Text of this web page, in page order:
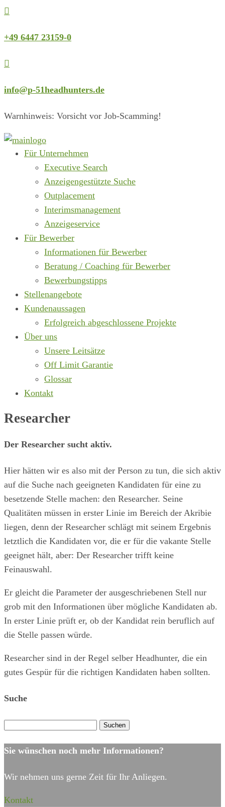

+49 6447 23159-0

info@p-51headhunters.de
Warnhinweis: Vorsicht vor Job-Scamming!
Für Unternehmen
Executive Search
Anzeigengestützte Suche
Outplacement
Interimsmanagement
Anzeigeservice
Für Bewerber
Informationen für Bewerber
Beratung / Coaching für Bewerber
Bewerbungstipps
Stellenangebote
Kundenaussagen
Erfolgreich abgeschlossene Projekte
Über uns
Unsere Leitsätze
Off Limit Garantie
Glossar
Kontakt
Researcher
Der Researcher sucht aktiv.
Hier hätten wir es also mit der Person zu tun, die sich aktiv
auf die Suche nach geeigneten Kandidaten für eine zu
besetzende Stelle machen: den Researcher. Seine
Qualitäten müssen in erster Linie im Bereich der Akribie
liegen, denn der Researcher schlägt mit seinem Ergebnis
letztlich die Kandidaten vor, die er für die vakante Stelle
geeignet hält, aber: Der Researcher trifft keine
Feinauswahl.
Er gleicht die Parameter der ausgeschriebenen Stell nur
grob mit den Informationen über mögliche Kandidaten ab.
In erster Linie prüft er, ob der Kandidat rein beruflich auf
die Stelle passen würde.
Researcher sind in der Regel selber Headhunter, die ein
gutes Gespür für die richtigen Kandidaten haben sollten.
Suche
Suchen
Sie wünschen noch mehr Informationen?
Wir nehmen uns gerne Zeit für Ihr Anliegen.
Kontakt